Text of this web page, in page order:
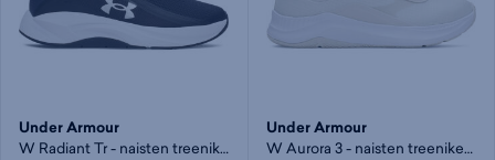
Under Armour
W Radiant Tr - naisten treenikengät
Under Armour
W Aurora 3 - naisten treenikengät